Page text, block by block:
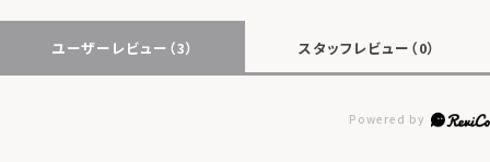
ユーザーレビュー （3） スタッフレビュー （0）